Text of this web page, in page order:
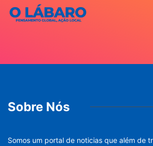
Sobre Nós
Somos um portal de noticias que além de